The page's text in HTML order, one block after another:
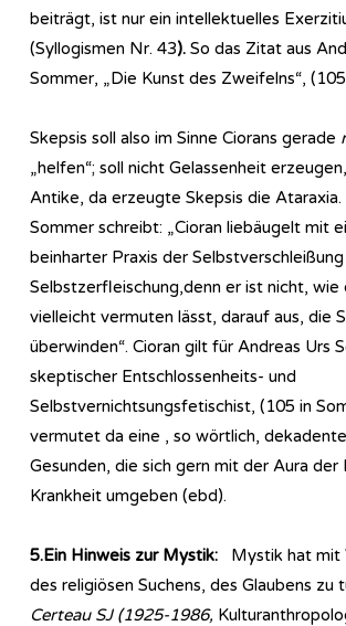
beiträgt, ist nur ein intellektuelles
(Syllogismen Nr. 43). So das Zitat aus
Sommer, „Die Kunst des Zweifelns“,
Skepsis soll also im Sinne Ciorans gerade
„helfen“; soll nicht Gelassenheit
Antike, da erzeugte Skepsis die Ataraxia.
Sommer schreibt: „Cioran liebäugelt mit
beinharter Praxis der Selbstverschleißung
Selbstzerfleischung,denn er ist nicht, wie
vielleicht vermuten lässt, darauf aus, die
überwinden“. Cioran gilt für Andreas Urs
skeptischer Entschlossenheits- und
Selbstvernichtsungsfetischist, (105 in
vermutet da eine , so wörtlich,
Gesunden, die sich gern mit der Aura der
Krankheit umgeben (ebd).
5.Ein Hinweis zur Mystik: Mystik hat mit
des religiösen Suchens, des Glaubens zu
Certeau SJ (1925-1986,